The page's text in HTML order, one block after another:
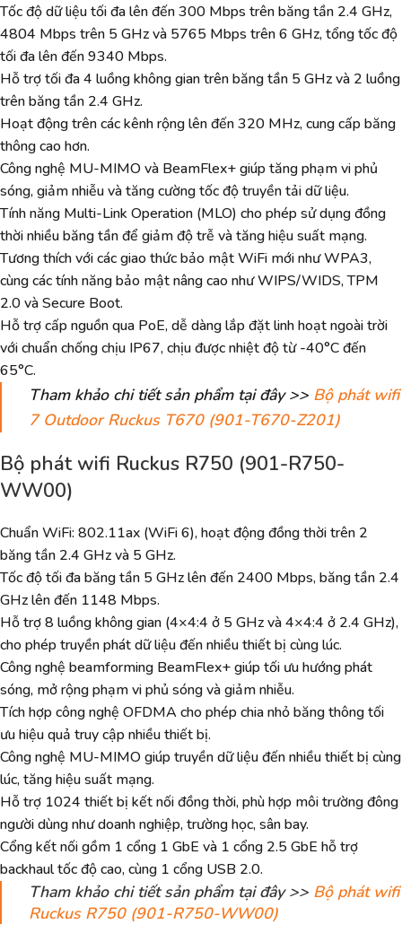
Tốc độ dữ liệu tối đa lên đến 300 Mbps trên băng tần 2.4 GHz,
4804 Mbps trên 5 GHz và 5765 Mbps trên 6 GHz, tổng tốc độ
tối đa lên đến 9340 Mbps.
Hỗ trợ tối đa 4 luồng không gian trên băng tần 5 GHz và 2 luồng
trên băng tần 2.4 GHz.
Hoạt động trên các kênh rộng lên đến 320 MHz, cung cấp băng
thông cao hơn.
Công nghệ MU-MIMO và BeamFlex+ giúp tăng phạm vi phủ
sóng, giảm nhiễu và tăng cường tốc độ truyền tải dữ liệu.
Tính năng Multi-Link Operation (MLO) cho phép sử dụng đồng
thời nhiều băng tần để giảm độ trễ và tăng hiệu suất mạng.
Tương thích với các giao thức bảo mật WiFi mới như WPA3,
cùng các tính năng bảo mật nâng cao như WIPS/WIDS, TPM
2.0 và Secure Boot.
Hỗ trợ cấp nguồn qua PoE, dễ dàng lắp đặt linh hoạt ngoài trời
với chuẩn chống chịu IP67, chịu được nhiệt độ từ -40°C đến
65°C.
Tham khảo chi tiết sản phẩm tại đây >> Bộ phát wifi
7 Outdoor Ruckus T670 (901-T670-Z201)
Bộ phát wifi Ruckus R750 (901-R750-
WW00)
Chuẩn WiFi: 802.11ax (WiFi 6), hoạt động đồng thời trên 2
băng tần 2.4 GHz và 5 GHz.
Tốc độ tối đa băng tần 5 GHz lên đến 2400 Mbps, băng tần 2.4
GHz lên đến 1148 Mbps.
Hỗ trợ 8 luồng không gian (4×4:4 ở 5 GHz và 4×4:4 ở 2.4 GHz),
cho phép truyền phát dữ liệu đến nhiều thiết bị cùng lúc.
Công nghệ beamforming BeamFlex+ giúp tối ưu hướng phát
sóng, mở rộng phạm vi phủ sóng và giảm nhiễu.
Tích hợp công nghệ OFDMA cho phép chia nhỏ băng thông tối
ưu hiệu quả truy cập nhiều thiết bị.
Công nghệ MU-MIMO giúp truyền dữ liệu đến nhiều thiết bị cùng
lúc, tăng hiệu suất mạng.
Hỗ trợ 1024 thiết bị kết nối đồng thời, phù hợp môi trường đông
người dùng như doanh nghiệp, trường học, sân bay.
Cổng kết nối gồm 1 cổng 1 GbE và 1 cổng 2.5 GbE hỗ trợ
backhaul tốc độ cao, cùng 1 cổng USB 2.0.
Tham khảo chi tiết sản phẩm tại đây >> Bộ phát wifi
Ruckus R750 (901-R750-WW00)